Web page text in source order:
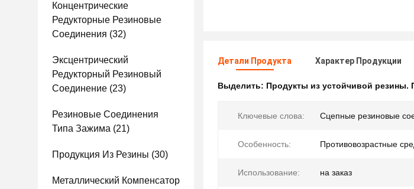
Концентрические
Редукторные Резиновые
Соединения (32)
Эксцентрический
Редукторный Резиновый
Соединение (23)
Резиновые Соединения
Типа Зажима (21)
Продукция Из Резины (30)
Металлический Компенсатор
Детали Продукта Характер Продукции
Выделить: Продукты из устойчивой резины.
Ключевые слова: Сцепные резиновые
Особенность: Противовозрастные
Использование: на заказ